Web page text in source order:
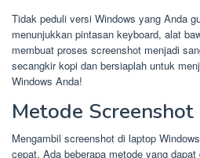
Tidak peduli versi Windows yang Anda
menunjukkan pintasan keyboard, alat
membuat proses screenshot menjadi
secangkir kopi dan bersiaplah untuk
Windows Anda!
Metode Screenshot
Mengambil screenshot di laptop
cepat. Ada beberapa metode yang